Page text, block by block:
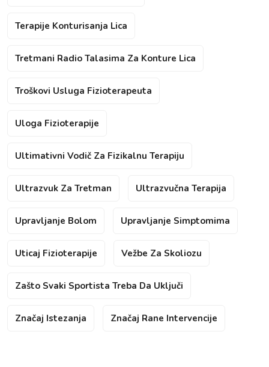
Terapije Konturisanja Lica
Tretmani Radio Talasima Za Konture Lica
Troškovi Usluga Fizioterapeuta
Uloga Fizioterapije
Ultimativni Vodič Za Fizikalnu Terapiju
Ultrazvuk Za Tretman Ultrazvučna Terapija
Upravljanje Bolom Upravljanje Simptomima
Uticaj Fizioterapije Vežbe Za Skoliozu
Zašto Svaki Sportista Treba Da Uključi
Značaj Istezanja Značaj Rane Intervencije